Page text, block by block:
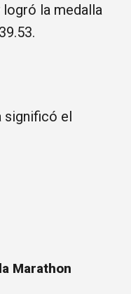
la medalla
significó el
Marathon